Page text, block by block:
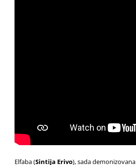
Elfaba (Sintija Erivo), sada